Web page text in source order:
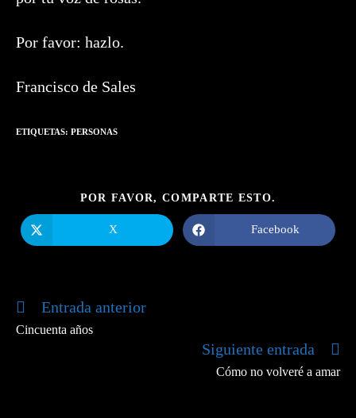
Por favor: hazlo.
Francisco de Sales
ETIQUETAS: PERSONAS
POR FAVOR, COMPARTE ESTO.
CONTENIDO
abre
X
Se
abre
Facebook
Leer
artículos
Entrada anterior
Cincuenta años
Siguiente entrada
Cómo no volveré a amar